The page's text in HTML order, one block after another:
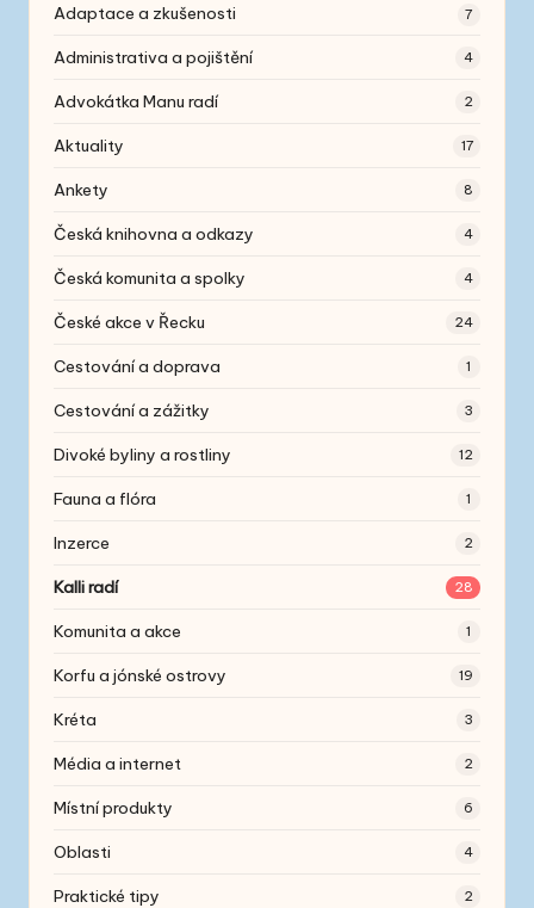
Adaptace a zkušenosti 7
Administrativa a pojištění 4
Advokátka Manu radí 2
Aktuality 17
Ankety 8
Česká knihovna a odkazy 4
Česká komunita a spolky 4
České akce v Řecku 24
Cestování a doprava 1
Cestování a zážitky 3
Divoké byliny a rostliny 12
Fauna a flóra 1
Inzerce 2
Kalli radí 28
Komunita a akce 1
Korfu a jónské ostrovy 19
Kréta 3
Média a internet 2
Místní produkty 6
Oblasti 4
Praktické tipy 2